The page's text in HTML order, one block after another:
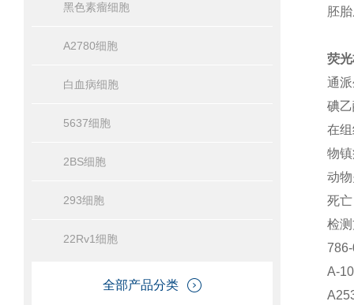
黑色素瘤细胞
A2780细胞
白血病细胞
5637细胞
2BS细胞
293细胞
22Rv1细胞
全部产品分类
胚
荧
通
碘
在
物
动
死
检
A-